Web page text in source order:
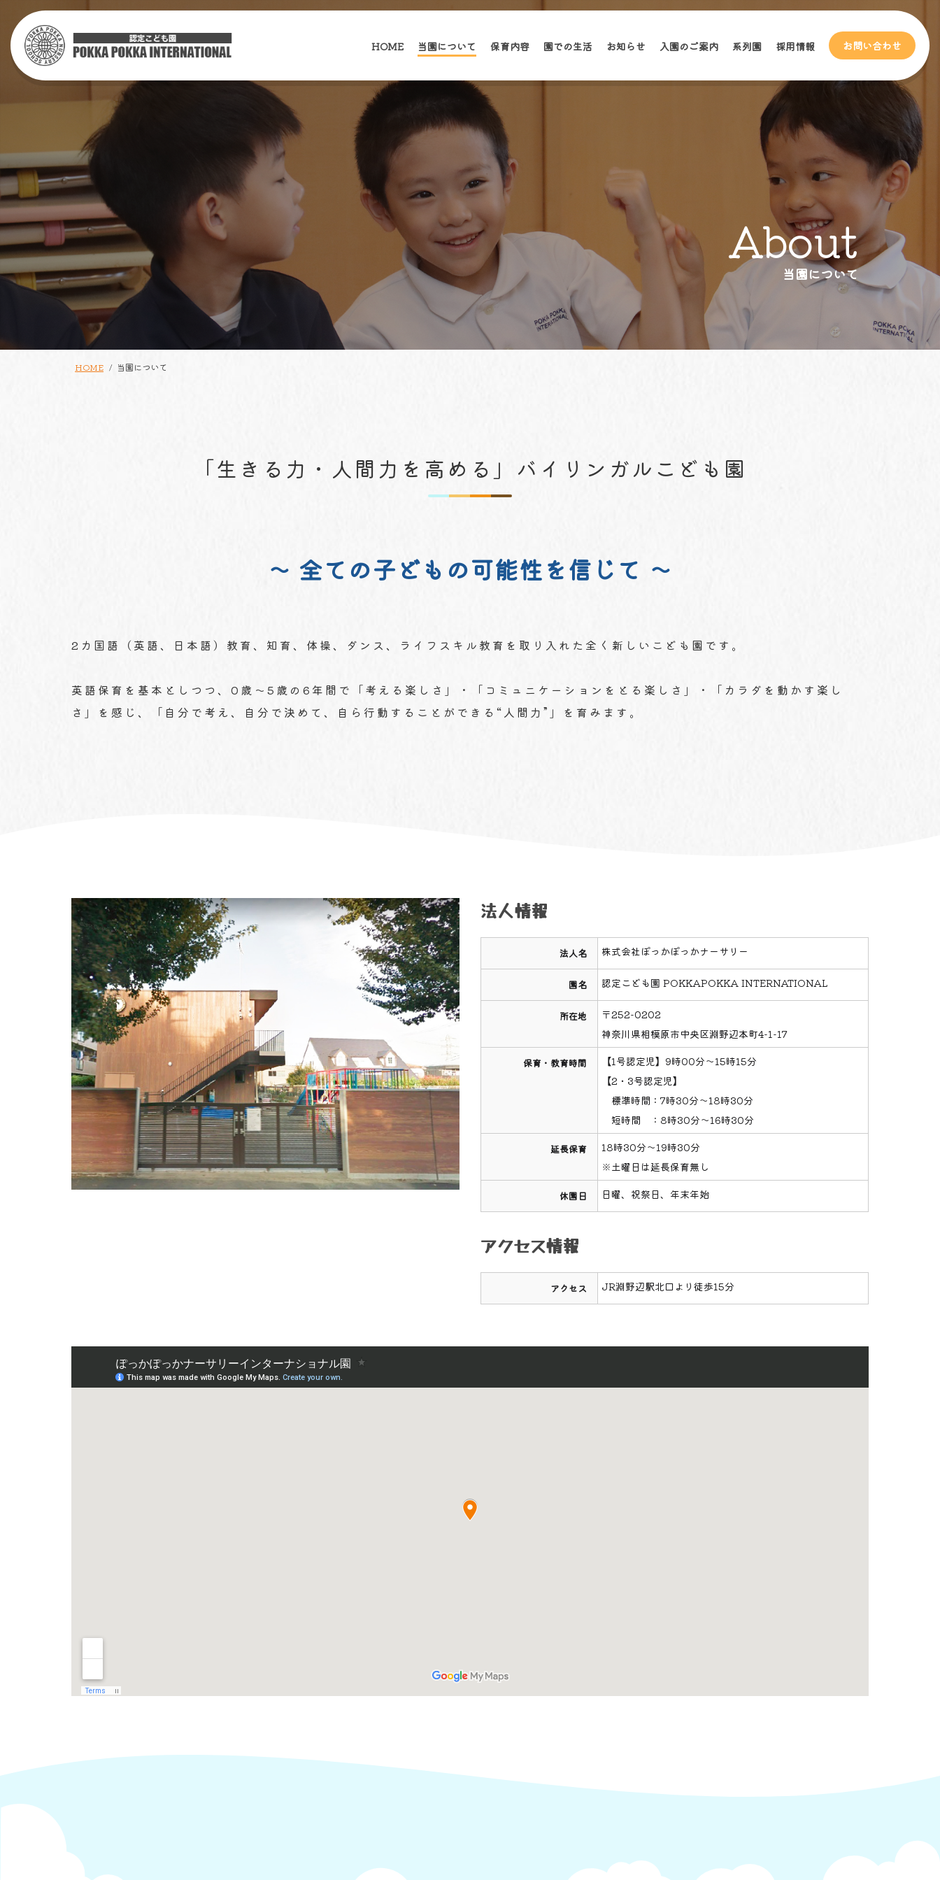
HOME
当園について 保育内容 園での生活 お知らせ 入園のご案内 系列園 採用情報 お問い合わせ
About
当園について
HOME 当園について
「生きる力・人間力を高める」 バイリンガルこども園
～ 全ての子どもの可能性を信じて ～
2カ国語（英語、日本語）教育、知育、体操、ダンス、ライフスキル教育を取り入れた全く新しいこども園です。
英語保育を基本としつつ、0歳～5歳の6年間で「考える楽しさ」・「コミュニケーションをとる楽しさ」・「カラダを動かす楽し
さ」を感じ、「自分で考え、自分で決めて、自ら行動することができる“人間力”」を育みます。
法人情報
法人名 株式会社ぽっかぽっかナーサリー
園名 認定こども園 POKKAPOKKA INTERNATIONAL
所在地
〒252-0202
神奈川県相模原市中央区淵野辺本町4-1-17
保育・教育時間
【1号認定児】9時00分～15時15分
【2・3号認定児】
標準時間：7時30分～18時30分
短時間 ：8時30分～16時30分
延長保育
18時30分～19時30分
※土曜日は延長保育無し
休園日 日曜、祝祭日、年末年始
アクセス情報
アクセス JR淵野辺駅北口より徒歩15分